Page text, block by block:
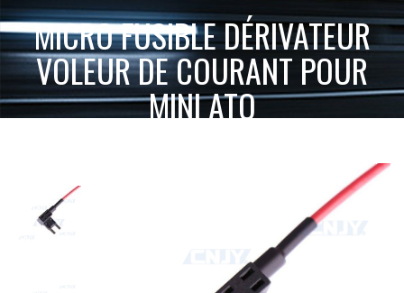
MICRO FUSIBLE DÉRIVATEUR
VOLEUR DE COURANT POUR
MINI ATO